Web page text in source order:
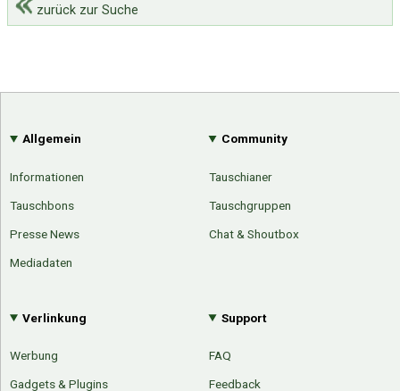
zurück zur Suche
Allgemein
Informationen
Tauschbons
Presse News
Mediadaten
Community
Tauschianer
Tauschgruppen
Chat & Shoutbox
Verlinkung
Werbung
Gadgets & Plugins
Support
FAQ
Feedback